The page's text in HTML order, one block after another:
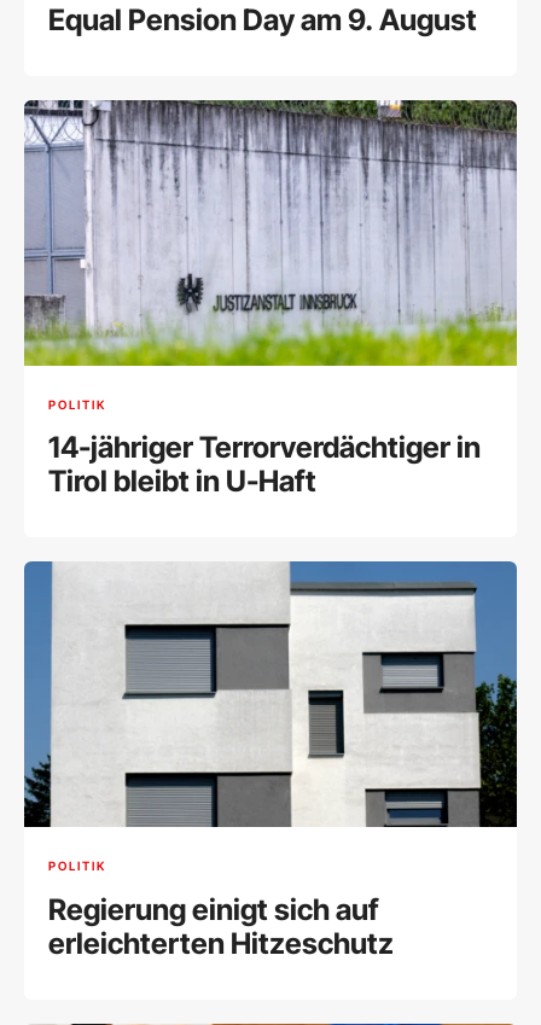
Equal Pension Day am 9. August
POLITIK
14-jähriger Terrorverdächtiger in
Tirol bleibt in U-Haft
POLITIK
Regierung einigt sich auf
erleichterten Hitzeschutz